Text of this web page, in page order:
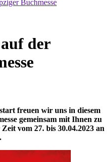
Buchmesse
der
freuen wir uns in diesem
gemeinsam mit Ihnen zu
vom 27. bis 30.04.2023 an